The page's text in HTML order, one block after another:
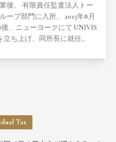
後、 有限責任監査法人トー
ープ部門に入所。 2015年8月
、ニューヨークにて UNIVIS
ち上げ、同所長に就任。
Tax